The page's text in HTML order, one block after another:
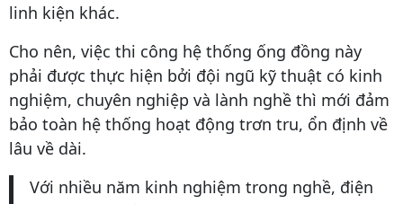
linh kiện khác.
Cho nên, việc thi công hệ thống ống đồng này
phải được thực hiện bởi đội ngũ kỹ thuật có kinh
nghiệm, chuyên nghiệp và lành nghề thì mới đảm
bảo toàn hệ thống hoạt động trơn tru, ổn định về
lâu về dài.
Với nhiều năm kinh nghiệm trong nghề, điện